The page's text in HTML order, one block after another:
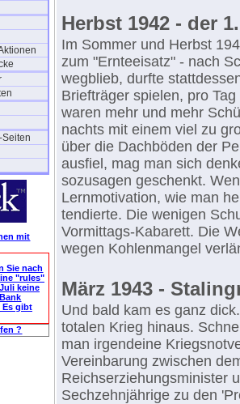
Seiten
mit
Sie nach
"rules"
keine
Es gibt
?
Herbst 1942 - der
Im Sommer und Herbst
zum "Ernteeisatz" - nach
wegblieb, durfte
Briefträger spielen, pro
waren mehr und mehr
nachts mit einem viel zu
über die Dachböden der
ausfiel, mag man sich
sozusagen geschenkt.
Lernmotivation, wie man
tendierte. Die wenigen
Vormittags-Kabarett. Die
wegen Kohlenmangel
März 1943 -
Und bald kam es ganz
totalen Krieg hinaus.
man irgendeine
Vereinbarung zwischen
Reichserziehungsminister
Sechzehnjährige zu den